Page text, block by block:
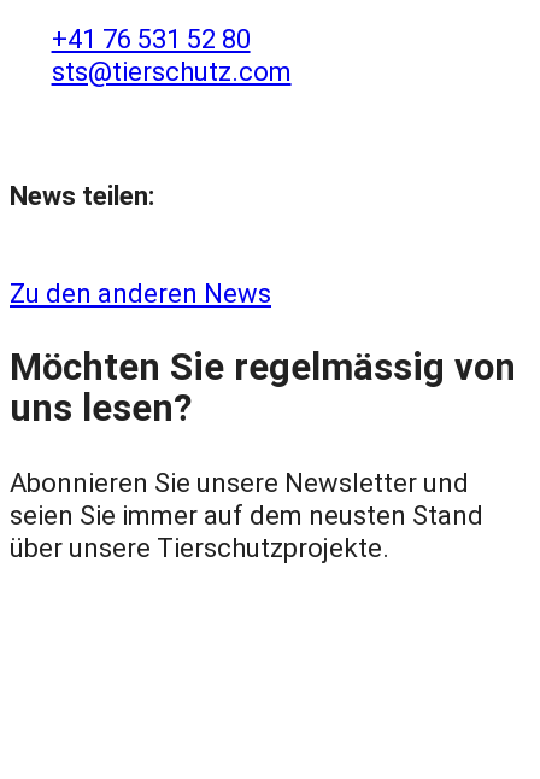
+41 76 531 52 80
sts@tierschutz.com
News teilen:
Zu den anderen News
Möchten Sie regelmässig von
uns lesen?
Abonnieren Sie unsere Newsletter und
seien Sie immer auf dem neusten Stand
über unsere Tierschutzprojekte.